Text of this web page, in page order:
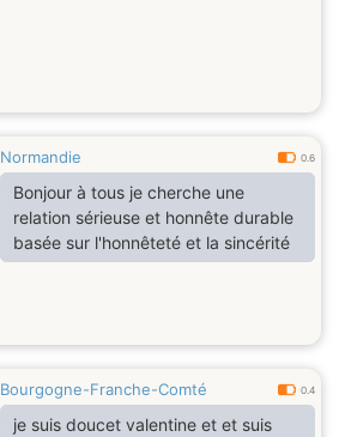
Normandie 0.6
Bonjour à tous je cherche une
relation sérieuse et honnête durable
basée sur l'honnêteté et la sincérité
Bourgogne-Franche-Comté 0.4
je suis doucet valentine et et suis